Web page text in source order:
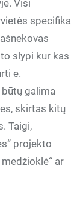
Visi
specifika
slypi kur kas
e.
galima
skirtas kitų
Taigi,
projekto
ar